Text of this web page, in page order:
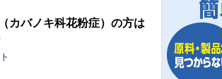
カバノキ科花粉症）の方は